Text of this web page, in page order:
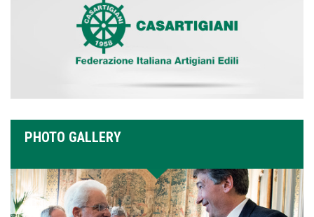
PHOTO GALLERY